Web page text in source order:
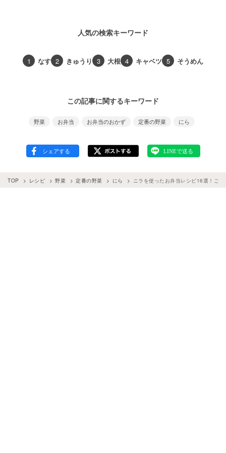
人気の検索キーワード
1 なす 2 きゅうり 3 大根 4 キャベツ 5 そうめん
この記事に関するキーワード
野菜 お弁当 お弁当のおかず 定番の野菜 にら
TOP レシピ 野菜 定番の野菜 にら ニラを使ったお弁当レシピ16選！ご